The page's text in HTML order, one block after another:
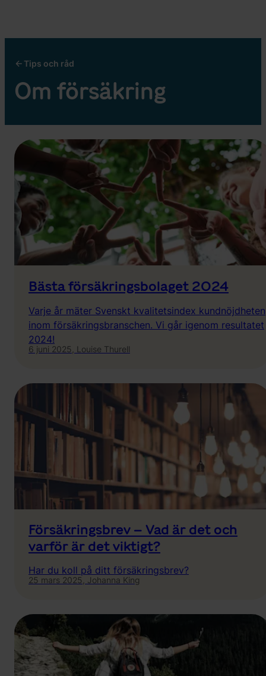
Tips och råd
Om försäkring
Bästa försäkringsbolaget 2024
Varje år mäter Svenskt kvalitetsindex kundnöjdheten
inom försäkringsbranschen. Vi går igenom resultatet
2024!
6 juni 2025, Louise Thurell
Försäkringsbrev – Vad är det och
varför är det viktigt?
Har du koll på ditt försäkringsbrev?
25 mars 2025, Johanna King